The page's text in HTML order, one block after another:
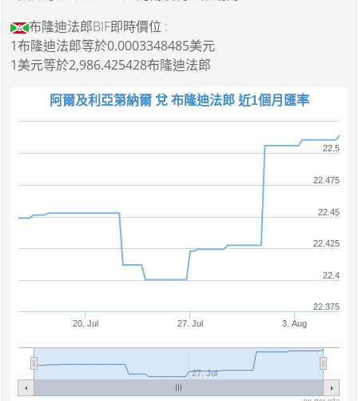
布隆迪法郎BIF即時價位 :
1布隆迪法郎等於0.0003348485美元
1美元等於2,986.425428布隆迪法郎
阿爾及利亞第納爾 兌 布隆迪法郎 近1個月匯率
20. Jul 27. Jul 3. Aug
27. Jul
22.375
22.4
22.425
22.45
22.475
22.5